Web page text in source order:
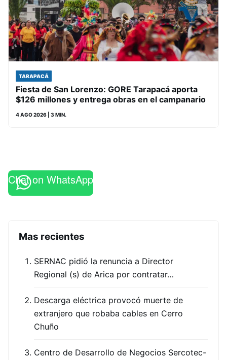
TARAPACÁ
Fiesta de San Lorenzo: GORE Tarapacá aporta
$126 millones y entrega obras en el campanario
4 AGO 2026 | 3 MIN.
Chat on WhatsApp
Mas recientes
SERNAC pidió la renuncia a Director
Regional (s) de Arica por contratar…
Descarga eléctrica provocó muerte de
extranjero que robaba cables en Cerro
Chuño
Centro de Desarrollo de Negocios Sercotec-